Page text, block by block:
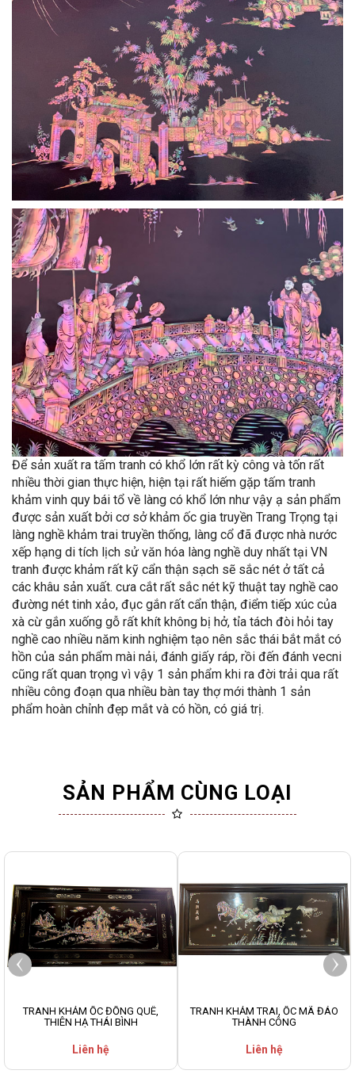
Để sản xuất ra tấm tranh có khổ lớn rất kỳ công và tốn rất
nhiều thời gian thực hiện, hiện tại rất hiếm gặp tấm tranh
khảm vinh quy bái tổ về làng có khổ lớn như vậy ạ sản phẩm
được sản xuất bởi cơ sở khảm ốc gia truyền Trang Trọng tại
làng nghề khảm trai truyền thống, làng cổ đã được nhà nước
xếp hạng di tích lịch sử văn hóa làng nghề duy nhất tại VN
tranh được khảm rất kỹ cẩn thận sạch sẽ sắc nét ở tất cả
các khâu sản xuất. cưa cắt rất sắc nét kỹ thuật tay nghề cao
đường nét tinh xảo, đục gắn rất cẩn thận, điểm tiếp xúc của
xà cừ gắn xuống gỗ rất khít không bị hở, tỉa tách đòi hỏi tay
nghề cao nhiều năm kinh nghiệm tạo nên sắc thái bắt mắt có
hồn của sản phẩm mài nải, đánh giấy ráp, rồi đến đánh vecni
cũng rất quan trọng vì vậy 1 sản phẩm khi ra đời trải qua rất
nhiều công đoạn qua nhiều bàn tay thợ mới thành 1 sản
phẩm hoàn chỉnh đẹp mắt và có hồn, có giá trị.
SẢN PHẨM CÙNG LOẠI
TRANH KHẢM ỐC ĐỒNG QUÊ,
THIÊN HẠ THÁI BÌNH
Liên hệ
TRANH KHẢM TRAI, ỐC MÃ ĐÁO
THÀNH CÔNG
Liên hệ